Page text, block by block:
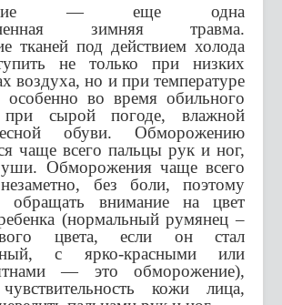
— еще одна
зимняя травма.
тканей под действием холода
не только при низких
воздуха, но и при температуре
во время обильного
при сырой погоде, влажной
обуви. Обморожению
чаще всего пальцы рук и ног,
Обморожения чаще всего
без боли, поэтому
обращать внимание на цвет
(нормальный румянец –
цвета, если он стал
с ярко-красными или
— это обморожение),
кожи лица,